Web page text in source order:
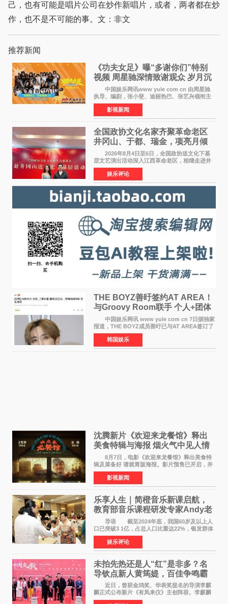
己，也有可能是唱片公司在炒作新唱片，或者，两者都在炒
作，也不是不可能的事。文：非文
推荐新闻
《功夫女足》曝“多谢你们”特别
视频 周星驰深情致谢观众 岁月沉
淀不灭初心
中国娱乐网讯www yule com cn 由周星驰
执导、编剧，张小斐、迪丽热巴、张艺兴领衔主
演，刘嘉玲、佐藤健特别出演，艾米、雪野、蔡
思贝、胡予安、倪好特别介绍的喜剧电影《功夫
女足》释出多谢你
影视新闻
全国政协文化名家齐聚革命老区
井冈山、于都、瑞金，项亮月倾
情献唱《桃花谣》致敬红色沃土
2026年8月4日至6日，全国政协送文化下基
层文艺演出活动深入江西革命老区，相继走进井
冈山、于都长征出发地、瑞金三地。由全国政协
文化文史和学习委员会副主任、甘肃省政协原主
席欧阳坚率团，一
娱乐评论
THE BOYZ善旴签约AT AREA！
与Groovy Room联手 个人+团体
活动并行
中国娱乐网讯 www yule com cn 7日据独家
报道，THE BOYZ成员善旴已与AT AREA签订了
专属合约。AT AREA是由知名制作人组合
Groovy Room创立的hip-hop厂牌，旗下拥有多
位实力派音乐人，在韩
韩国娱乐
沈腾新片《欢迎来龙餐馆》释出
美食特辑与海报 烟火气中见人情
温暖
8月7日，电影《欢迎来龙餐馆》释出美食特
辑及菜备好 请就胃版海报。影片预售已开启，并
将于8月8日至10日14:00-21:00举行全国超前点
映。电影《欢迎来龙餐馆》作为战争美食喜剧大
片，讲述了中国
影视新闻
乐享人生｜简橙音乐新课启航，
教育部音乐课程研发专家Andy老
师重磅入驻领航银龄琴声
导语 截至2024年底，我国60岁及以上人
口已突破3 1亿，占总人口比重达22%，银发群体
的精神文化需求日益凸显。2024年1月，国务院办
公厅印发《关于发展银发经济增进老年人福祉的
意见》——这是
娱乐评论
未拍先热还是人“红”是非多？名
导钦点新人黄筠媞，百佳争鸣霸
气回应
近日，曾获金鸡奖、华表奖提名的导演李麒
麟正式公布新片《有凤来仪》主创阵容。李麒麟
早年凭电影《华容道》获得金鸡奖、华表奖提